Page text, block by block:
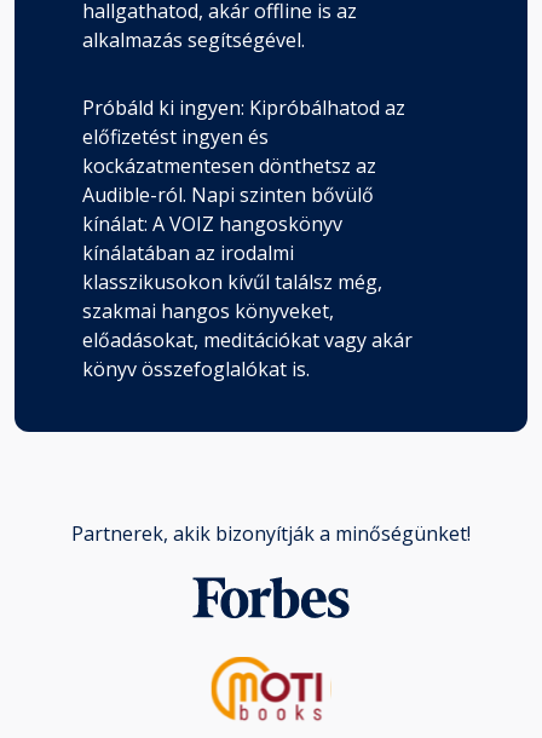
hallgathatod, akár offline is az
alkalmazás segítségével.
Próbáld ki ingyen: Kipróbálhatod az
előfizetést ingyen és
kockázatmentesen dönthetsz az
Audible-ról. Napi szinten bővülő
kínálat: A VOIZ hangoskönyv
kínálatában az irodalmi
klasszikusokon kívűl találsz még,
szakmai hangos könyveket,
előadásokat, meditációkat vagy akár
könyv összefoglalókat is.
Partnerek, akik bizonyítják a minőségünket!